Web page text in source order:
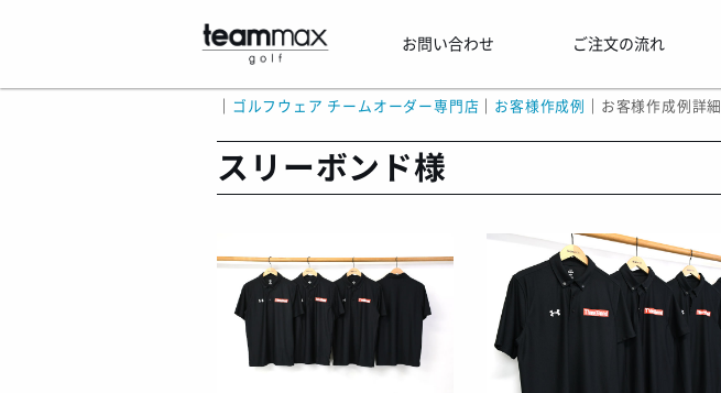
お問い合わせ ご注文の流れ
ゴルフウェア チームオーダー専門店 お客様作成例 お客様作成例詳細
スリーボンド様